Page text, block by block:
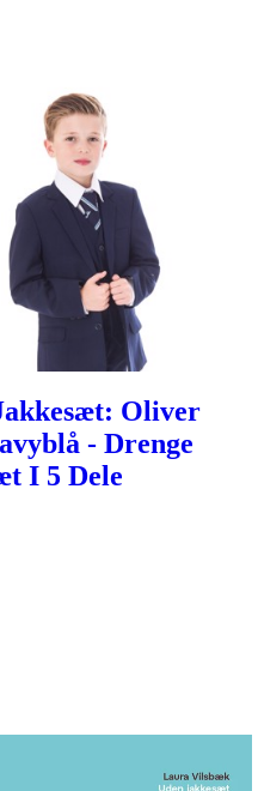
Oliver
- Drenge
I 5 Dele